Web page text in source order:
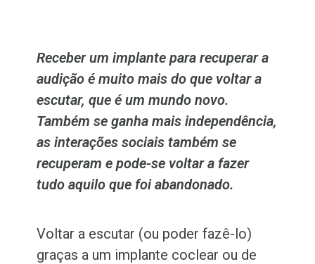
Receber um implante para recuperar a
audição é muito mais do que voltar a
escutar, que é um mundo novo.
Também se ganha mais independência,
as interações sociais também se
recuperam e pode-se voltar a fazer
tudo aquilo que foi abandonado.
Voltar a escutar (ou poder fazê-lo)
graças a um implante coclear ou de